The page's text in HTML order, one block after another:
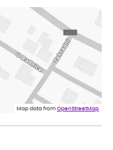
Map data fromOpenStreetMap